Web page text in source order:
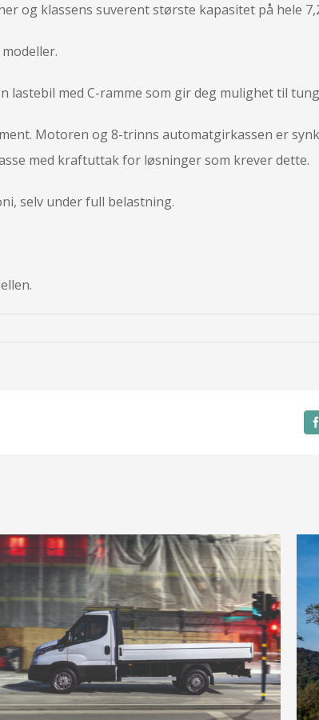
og klassens suverent største kapasitet på hele
lastebil med C-ramme som gir deg mulighet til
Motoren og 8-trinns automatgirkassen er
med kraftuttak for løsninger som krever dette.
selv under full belastning.